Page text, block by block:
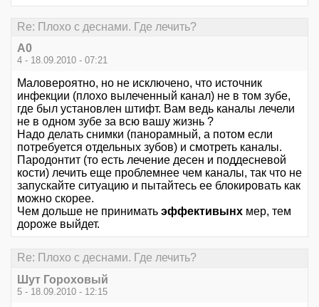
Re: Плохо с деснами. Где лечить?
А0
4 - 18.09.2010 - 07:21
Маловероятно, но не исключено, что источник
инфекции (плохо вылеченный канал) не в том зубе,
где был установлен штифт. Вам ведь каналы лечели
не в одном зубе за всю вашу жизнь ?
Надо делать снимки (панорамный, а потом если
потребуется отдельных зубов) и смотреть каналы.
Пародонтит (то есть лечение десен и поддесневой
кости) лечить еще проблемнее чем каналы, так что не
запускайте ситуацию и пытайтесь ее блокировать как
можно скорее.
Чем дольше не принимать эффективынх мер, тем
дороже выйдет.
Re: Плохо с деснами. Где лечить?
Шут Гороховый
5 - 18.09.2010 - 12:15